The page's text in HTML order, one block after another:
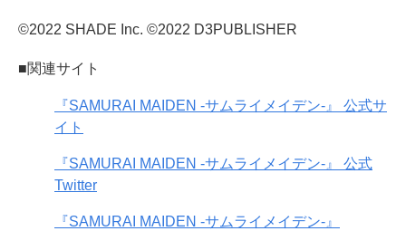
©2022 SHADE Inc. ©2022 D3PUBLISHER
■関連サイト
『SAMURAI MAIDEN -サムライメイデン-』 公式サ
イト
『SAMURAI MAIDEN -サムライメイデン-』 公式
Twitter
『SAMURAI MAIDEN -サムライメイデン-』